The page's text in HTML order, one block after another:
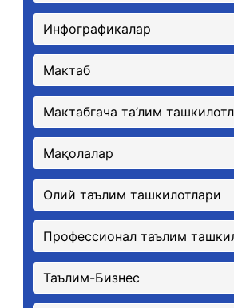
Инфографикалар
Мактаб
Мактабгача та’лим
Мақолалар
Олий таълим ташкилотлари
Профессионал таълим
Таълим-Бизнес